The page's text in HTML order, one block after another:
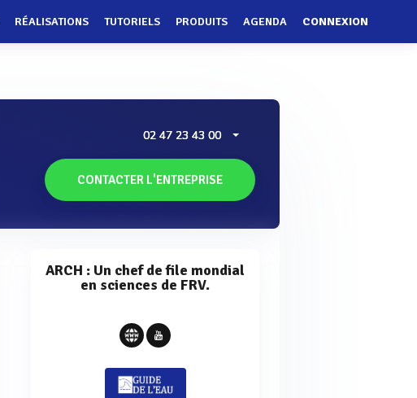
RÉALISATIONS TUTORIELS PRODUITS AGENDA CONNEXION
02 47 23 43 00
CONTACTER L'ENTREPRISE
ARCH : Un chef de file mondial
en sciences de FRV.